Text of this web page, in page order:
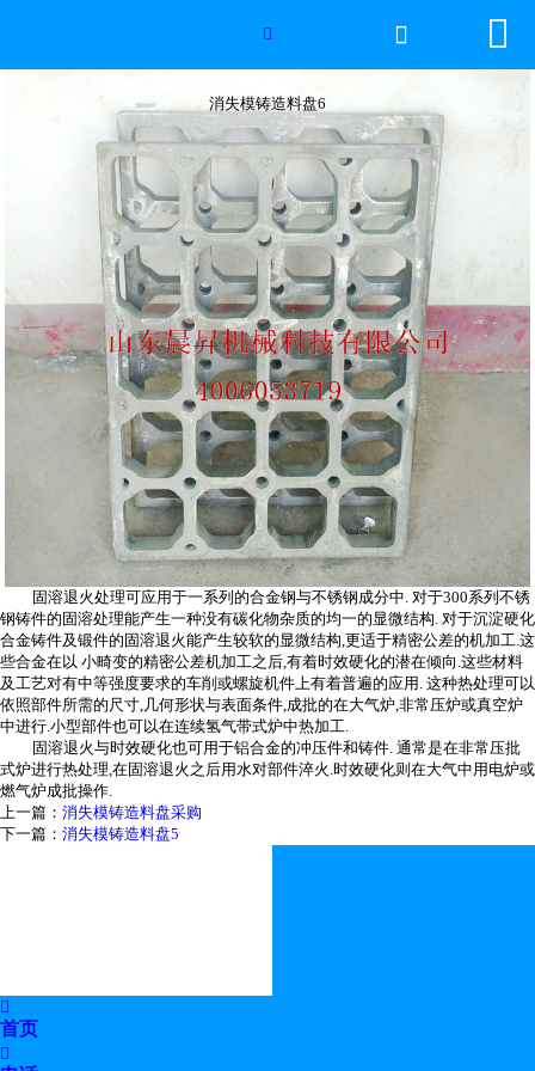
网站首页
产品中心
服务优势
新闻资讯
工程案例
厂容厂景
荣誉资质
联系我们

消失模铸造料盘6
 
固溶退火处理可应用于一系列的合金钢与不锈钢成分中. 对于300系列不锈
钢铸件的固溶处理能产生一种没有碳化物杂质的均一的显微结构. 对于沉淀硬化
合金铸件及锻件的固溶退火能产生较软的显微结构,更适于精密公差的机加工.这
些合金在以 小畸变的精密公差机加工之后,有着时效硬化的潜在倾向.这些材料
及工艺对有中等强度要求的车削或螺旋机件上有着普遍的应用. 这种热处理可以
依照部件所需的尺寸,几何形状与表面条件,成批的在大气炉,非常压炉或真空炉
中进行.小型部件也可以在连续氢气带式炉中热加工.
固溶退火与时效硬化也可用于铝合金的冲压件和铸件. 通常是在非常压批
式炉进行热处理,在固溶退火之后用水对部件淬火.时效硬化则在大气中用电炉或
燃气炉成批操作.
上一篇： 消失模铸造料盘采购
下一篇： 消失模铸造料盘5

首页
